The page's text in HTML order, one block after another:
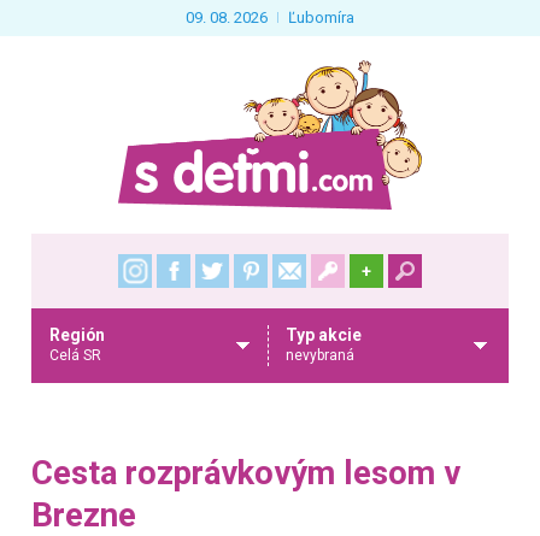
09. 08. 2026 Ľubomíra
+
Región
Celá SR
Typ akcie
nevybraná
Cesta rozprávkovým lesom v
Brezne